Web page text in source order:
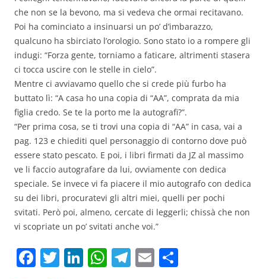
che non se la bevono, ma si vedeva che ormai recitavano.
Poi ha cominciato a insinuarsi un po’ d’imbarazzo,
qualcuno ha sbirciato l’orologio. Sono stato io a rompere gli
indugi: “Forza gente, torniamo a faticare, altrimenti stasera
ci tocca uscire con le stelle in cielo”.
Mentre ci avviavamo quello che si crede più furbo ha
buttato lì: “A casa ho una copia di “AA”, comprata da mia
figlia credo. Se te la porto me la autografi?”.
“Per prima cosa, se ti trovi una copia di “AA” in casa, vai a
pag. 123 e chiediti quel personaggio di contorno dove può
essere stato pescato. E poi, i libri firmati da JZ al massimo
ve li faccio autografare da lui, ovviamente con dedica
speciale. Se invece vi fa piacere il mio autografo con dedica
su dei libri, procuratevi gli altri miei, quelli per pochi
svitati. Però poi, almeno, cercate di leggerli; chissà che non
vi scopriate un po’ svitati anche voi.”
F T Li W T E